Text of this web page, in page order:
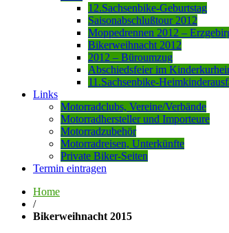
12.Sachsenbike-Geburtstag
Saisonabschlußtour 2012
Moppedrennen 2012 –
Bikerweihnacht 2012
2012 – Büroumzug
Abschiedsfeier im
11.Sachsenbike-
Links
Motorradclubs, Vereine/Verbände
Motorradhersteller und Importeure
Motorradzubehör
Motorradreisen, Unterkünfte
Private Biker-Seiten
Termin eintragen
Home
/
Bikerweihnacht 2015